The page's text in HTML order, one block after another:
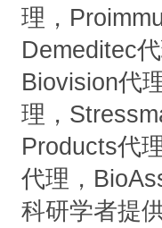
理，
Demeditec
Biovision代
理，
Products代
代理，
科研学者提